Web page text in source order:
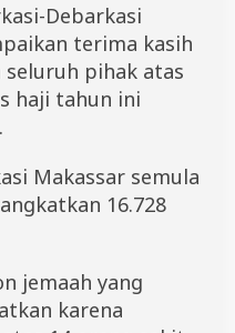
Debarkasi
terima kasih
pihak atas
haji tahun ini
Makassar semula
16.728
jemaah yang
karena